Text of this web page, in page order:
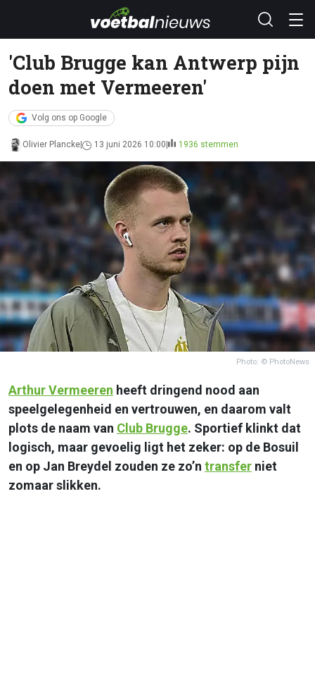
'Club Brugge kan Antwerp pijn
doen met Vermeeren'
Volg ons op Google
Olivier Plancke 13 juni 2026 10:00 1936 stemmen
Photo: © PhotoNews
Arthur Vermeeren heeft dringend nood aan
speelgelegenheid en vertrouwen, en daarom valt
plots de naam van Club Brugge. Sportief klinkt dat
logisch, maar gevoelig ligt het zeker: op de Bosuil
en op Jan Breydel zouden ze zo’n transfer niet
zomaar slikken.